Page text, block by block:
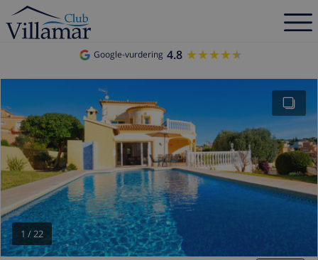
Google-vurdering 4.8 ★★★★★
★★★★★
1 /22